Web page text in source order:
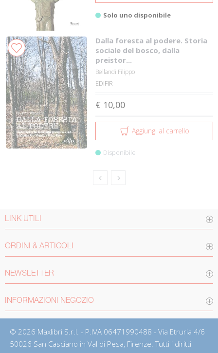
Solo uno disponibile
Dalla foresta al podere. Storia
sociale del bosco, dalla
preistor...
Bellandi Filippo
EDIFIR
€ 10,00
Aggiungi al carrello
Disponibile
LINK UTILI
ORDINI & ARTICOLI
NEWSLETTER
INFORMAZIONI NEGOZIO
© 2026 Maxlibri S.r.l. - P.IVA 06471990488 - Via Etruria 4/6
50026 San Casciano in Val di Pesa, Firenze. Tutti i diritti